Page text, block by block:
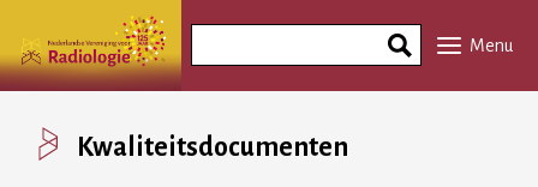
naar
inhoud
Phrase
Menu
Kwaliteitsdocumenten